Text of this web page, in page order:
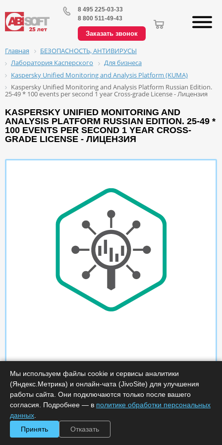
8 495 225-03-33
8 800 511-49-43
Заказать звонок
Главная
БЕЗОПАСНОСТЬ, АНТИВИРУСЫ
Лаборатория Касперского
Для бизнеса
Kaspersky Unified Monitoring and Analysis Platform (KUMA)
Kaspersky Unified Monitoring and Analysis Platform Russian Edition.
25-49 * 100 events per second 1 year Cross-grade License - Лицензия
KASPERSKY UNIFIED MONITORING AND
ANALYSIS PLATFORM RUSSIAN EDITION. 25-49 *
100 EVENTS PER SECOND 1 YEAR CROSS-
GRADE LICENSE - ЛИЦЕНЗИЯ
Характеристики
Мы используем файлы cookie и сервисы аналитики
(Яндекс.Метрика) и онлайн-чата (JivoSite) для улучшения
работы сайта. Они подключаются только после вашего
согласия. Подробнее — в политике обработки персональных
данных
Принять
Отказать